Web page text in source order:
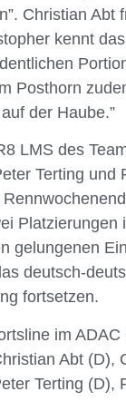
Christian Abt
kennt
Posthorn
der Haube.”
LMS des
Terting und
Platzierungen
gelungenen
deutsch-
fortsetzen.
im
Abt (D),
Terting (D),